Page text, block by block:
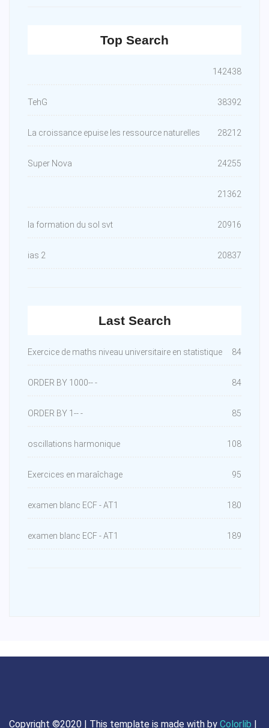
Top Search
142438
TehG 38392
La croissance epuise les ressource naturelles 28212
Super Nova 24255
21362
la formation du sol svt 20916
ias 2 20837
Last Search
Exercice de maths niveau universitaire en statistique 84
ORDER BY 1000-- - 84
ORDER BY 1-- - 85
oscillations harmonique 108
Exercices en maraîchage 95
examen blanc ECF - AT1 180
examen blanc ECF - AT1 189
Copyright ©2020 | This template is made with by Colorlib |